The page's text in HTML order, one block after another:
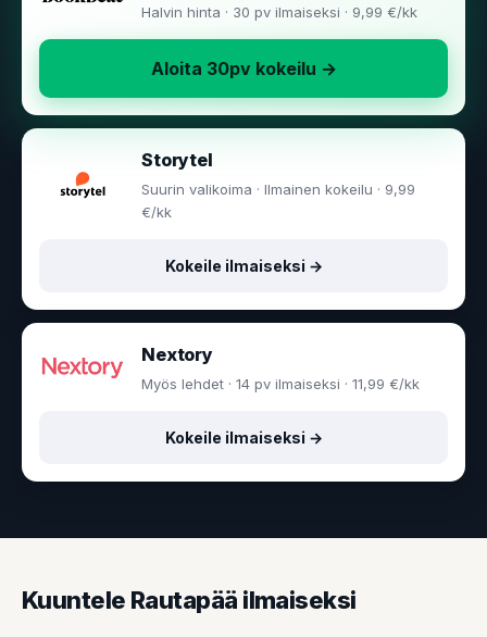
Halvin hinta · 30 pv ilmaiseksi · 9,99 €/kk
Aloita 30pv kokeilu →
Storytel
Suurin valikoima · Ilmainen kokeilu · 9,99
€/kk
Kokeile ilmaiseksi →
Nextory
Myös lehdet · 14 pv ilmaiseksi · 11,99 €/kk
Kokeile ilmaiseksi →
Kuuntele Rautapää ilmaiseksi